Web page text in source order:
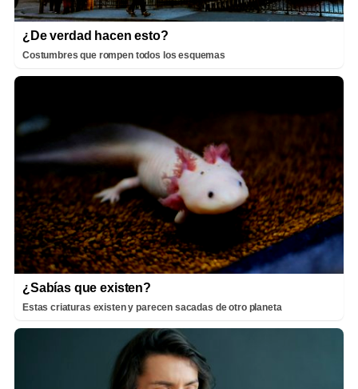
¿De verdad hacen esto?
Costumbres que rompen todos los esquemas
¿Sabías que existen?
Estas criaturas existen y parecen sacadas de otro planeta